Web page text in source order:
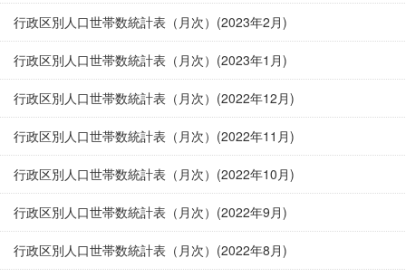
行政区別人口世帯数統計表（月次）(2023年2月)
行政区別人口世帯数統計表（月次）(2023年1月)
行政区別人口世帯数統計表（月次）(2022年12月)
行政区別人口世帯数統計表（月次）(2022年11月)
行政区別人口世帯数統計表（月次）(2022年10月)
行政区別人口世帯数統計表（月次）(2022年9月)
行政区別人口世帯数統計表（月次）(2022年8月)